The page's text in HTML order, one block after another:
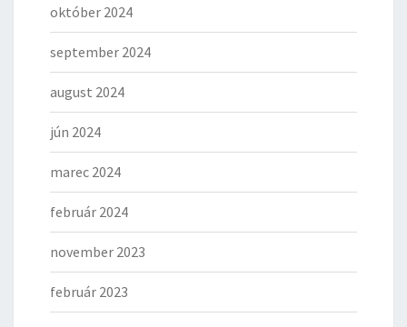
október 2024
september 2024
august 2024
jún 2024
marec 2024
február 2024
november 2023
február 2023